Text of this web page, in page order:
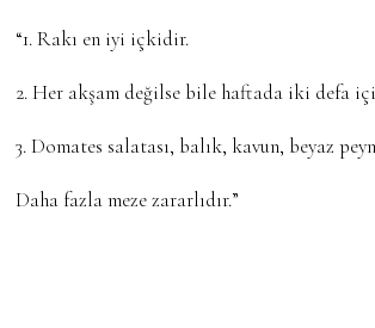
“1. Rakı en iyi içkidir.
2. Her akşam değilse bile haftada iki defa
3. Domates salatası, balık, kavun, beyaz
Daha fazla meze zararlıdır.”